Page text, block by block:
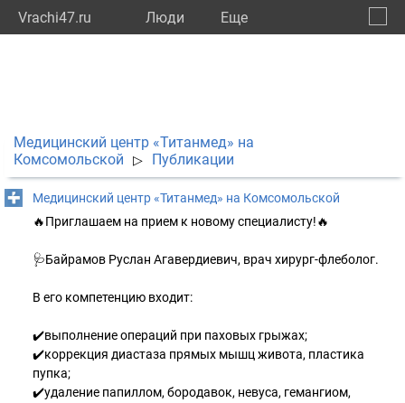
Vrachi47.ru Люди Eще
Медицинский центр «Титанмед» на
Комсомольской
▷ Публикации
Медицинский центр «Титанмед» на Комсомольской
🔥Приглашаем на прием к новому специалисту!🔥
🩺Байрамов Руслан Агавердиевич, врач хирург-флеболог.
В его компетенцию входит:
✔️выполнение операций при паховых грыжах;
✔️коррекция диастаза прямых мышц живота, пластика
пупка;
✔️удаление папиллом, бородавок, невуса, гемангиом,